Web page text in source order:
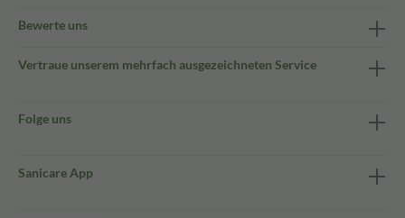
Bewerte uns
Vertraue unserem mehrfach ausgezeichneten Service
Folge uns
Sanicare App